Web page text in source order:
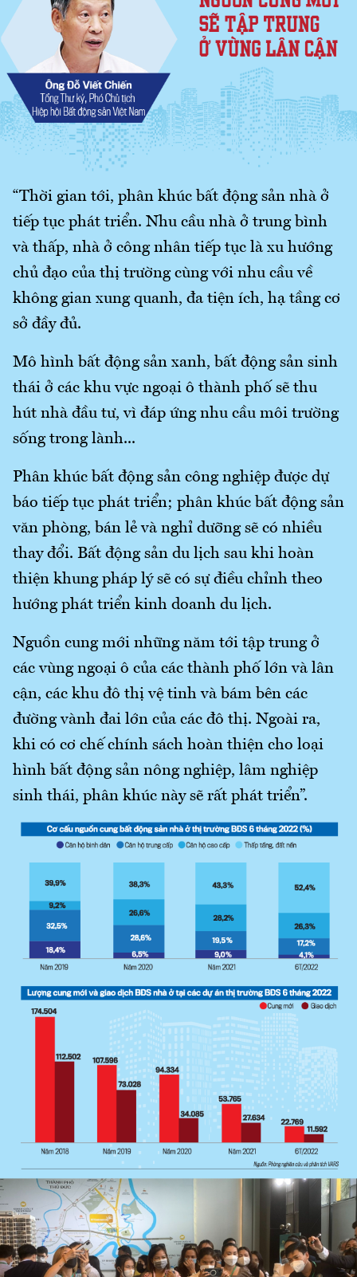
“Thời gian tới, phân khúc bất động sản nhà ở
tiếp tục phát triển. Nhu cầu nhà ở trung bình
và thấp, nhà ở công nhân tiếp tục là xu hướng
chủ đạo của thị trường cùng với nhu cầu về
không gian xung quanh, đa tiện ích, hạ tầng cơ
sở đầy đủ.
Mô hình bất động sản xanh, bất động sản sinh
thái ở các khu vực ngoại ô thành phố sẽ thu
hút nhà đầu tư, vì đáp ứng nhu cầu môi trường
sống trong lành...
Phân khúc bất động sản công nghiệp được dự
báo tiếp tục phát triển; phân khúc bất động sản
văn phòng, bán lẻ và nghỉ dưỡng sẽ có nhiều
thay đổi. Bất động sản du lịch sau khi hoàn
thiện khung pháp lý sẽ có sự điều chỉnh theo
hướng phát triển kinh doanh du lịch.
Nguồn cung mới những năm tới tập trung ở
các vùng ngoại ô của các thành phố lớn và lân
cận, các khu đô thị vệ tinh và bám bên các
đường vành đai lớn của các đô thị. Ngoài ra,
khi có cơ chế chính sách hoàn thiện cho loại
hình bất động sản nông nghiệp, lâm nghiệp
sinh thái, phân khúc này sẽ rất phát triển”.